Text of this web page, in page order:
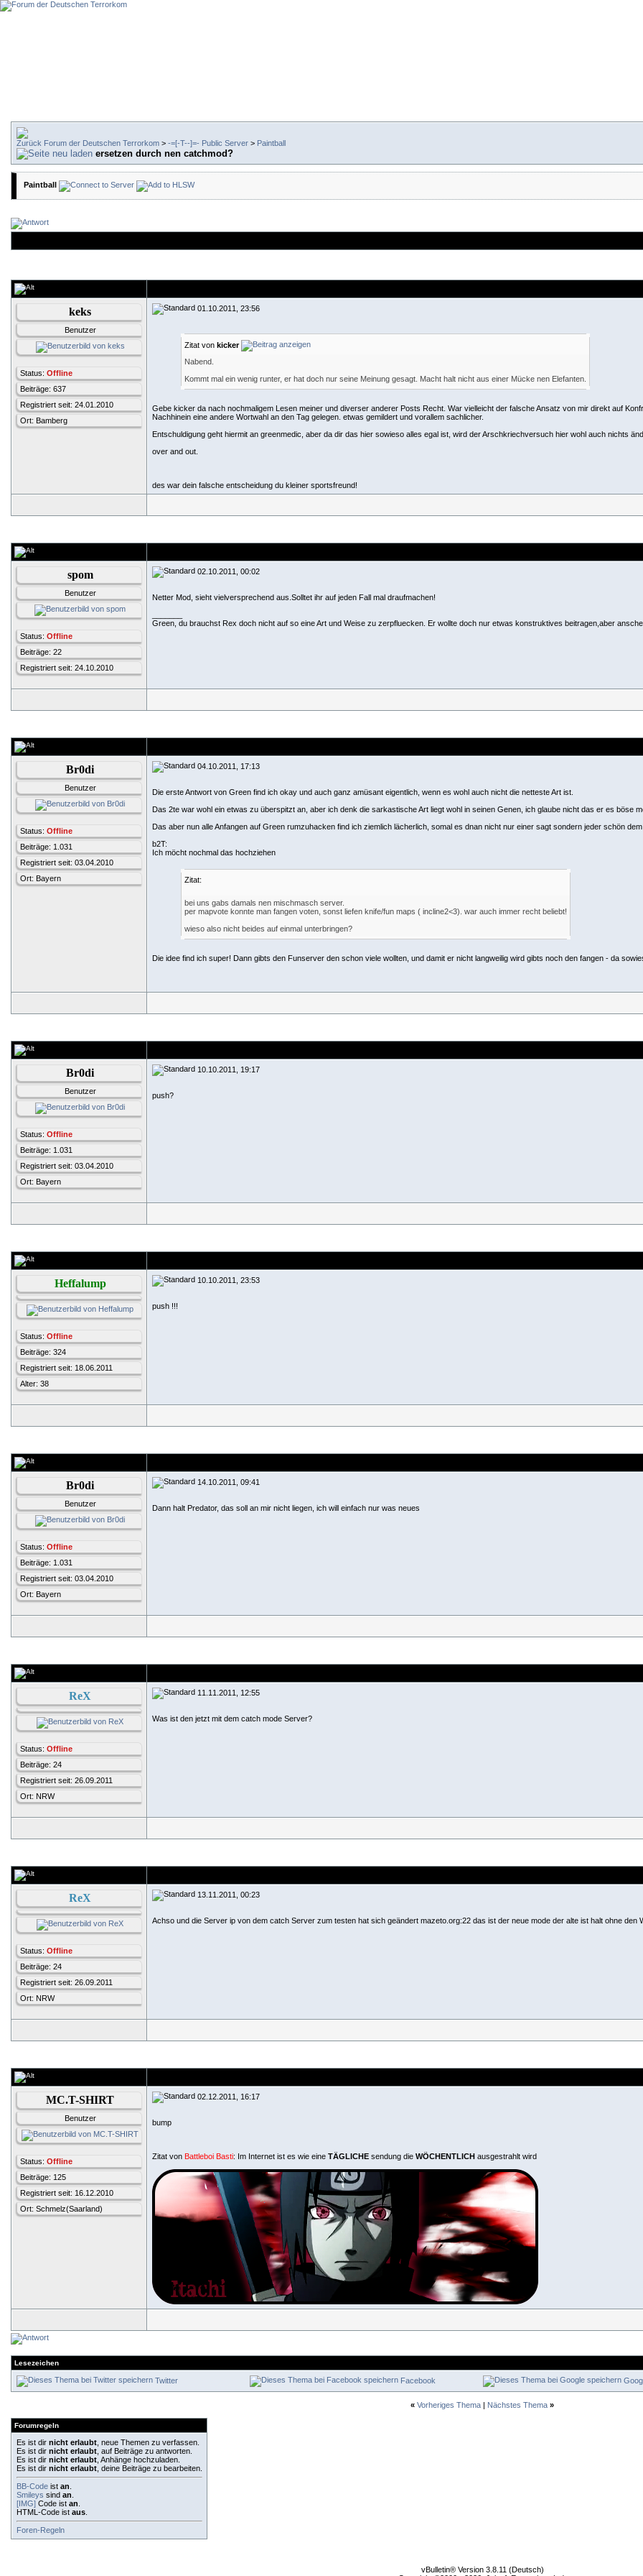
Forum der Deutschen Terrorkom > -=[-T--]=- Public Server > Paintball
ersetzen durch nen catchmod?
Paintball
keks
Benutzer
Status: Offline
Beiträge: 637
Registriert seit: 24.01.2010
Ort: Bamberg
01.10.2011, 23:56
Zitat von kicker
Nabend.
Kommt mal ein wenig runter, er hat doch nur seine Meinung gesagt. Macht halt nicht aus einer Mücke nen Elefanten.
Gebe kicker da nach nochmaligem Lesen meiner und diverser anderer Posts Recht. War vielleicht der falsche Ansatz von mir direkt auf
Nachhinein eine andere Wortwahl an den Tag gelegen. etwas gemildert und vorallem sachlicher.
Entschuldigung geht hiermit an greenmedic, aber da dir das hier sowieso alles egal ist, wird der Arschkriechversuch hier wohl auch nichts
over and out.
des war dein falsche entscheidung du kleiner sportsfreund!
spom
Benutzer
Status: Offline
Beiträge: 22
Registriert seit: 24.10.2010
02.10.2011, 00:02
Netter Mod, sieht vielversprechend aus.Solltet ihr auf jeden Fall mal draufmachen!
Green, du brauchst Rex doch nicht auf so eine Art und Weise zu zerpfluecken. Er wollte doch nur etwas konstruktives beitragen,aber
Br0di
Benutzer
Status: Offline
Beiträge: 1.031
Registriert seit: 03.04.2010
Ort: Bayern
04.10.2011, 17:13
Die erste Antwort von Green find ich okay und auch ganz amüsant eigentlich, wenn es wohl auch nicht die netteste Art ist.
Das 2te war wohl ein etwas zu überspitzt an, aber ich denk die sarkastische Art liegt wohl in seinen Genen, ich glaube nicht das er es böse
Das aber nun alle Anfangen auf Green rumzuhacken find ich ziemlich lächerlich, somal es dnan nicht nur einer sagt sondern jeder schön
b2T:
Ich möcht nochmal das hochziehen
Zitat:
bei uns gabs damals nen mischmasch server.
per mapvote konnte man fangen voten, sonst liefen knife/fun maps ( incline2<3). war auch immer recht beliebt!
wieso also nicht beides auf einmal unterbringen?
Die idee find ich super! Dann gibts den Funserver den schon viele wollten, und damit er nicht langweilig wird gibts noch den fangen - da
Br0di
Benutzer
Status: Offline
Beiträge: 1.031
Registriert seit: 03.04.2010
Ort: Bayern
10.10.2011, 19:17
push?
Heffalump
Status: Offline
Beiträge: 324
Registriert seit: 18.06.2011
Alter: 38
10.10.2011, 23:53
push !!!
Br0di
Benutzer
Status: Offline
Beiträge: 1.031
Registriert seit: 03.04.2010
Ort: Bayern
14.10.2011, 09:41
Dann halt Predator, das soll an mir nicht liegen, ich will einfach nur was neues
ReX
Status: Offline
Beiträge: 24
Registriert seit: 26.09.2011
Ort: NRW
11.11.2011, 12:55
Was ist den jetzt mit dem catch mode Server?
ReX
Status: Offline
Beiträge: 24
Registriert seit: 26.09.2011
Ort: NRW
13.11.2011, 00:23
Achso und die Server ip von dem catch Server zum testen hat sich geändert mazeto.org:22 das ist der neue mode der alte ist halt ohne den
MC.T-SHIRT
Benutzer
Status: Offline
Beiträge: 125
Registriert seit: 16.12.2010
Ort: Schmelz(Saarland)
02.12.2011, 16:17
bump
Zitat von Battleboi Basti: Im Internet ist es wie eine TÄGLICHE sendung die WÖCHENTLICH ausgestrahlt wird
Lesezeichen
Twitter Facebook
« Vorheriges Thema | Nächstes Thema »
Forumregeln
Es ist dir nicht erlaubt , neue Themen zu verfassen.
Es ist dir nicht erlaubt , auf Beiträge zu antworten.
Es ist dir nicht erlaubt , Anhänge hochzuladen.
Es ist dir nicht erlaubt , deine Beiträge zu bearbeiten.
BB-Code ist an
Smileys sind an
[IMG] Code ist an
HTML-Code ist aus
Foren-Regeln
vBulletin® Version 3.8.11 (Deutsch)